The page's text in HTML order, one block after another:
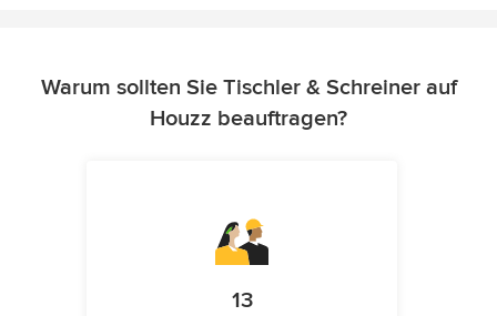
Warum sollten Sie Tischler & Schreiner auf
Houzz beauftragen?
13